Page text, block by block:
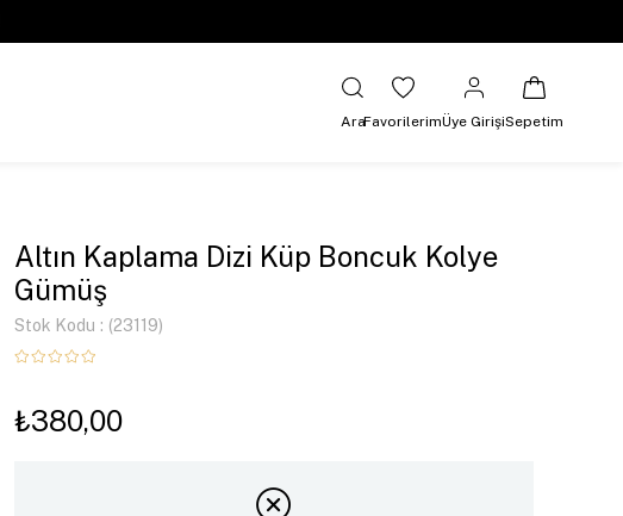
AraFavorilerimÜye GirişiSepetim
Altın Kaplama Dizi Küp Boncuk Kolye
Gümüş
Stok Kodu (23119)
₺380,00